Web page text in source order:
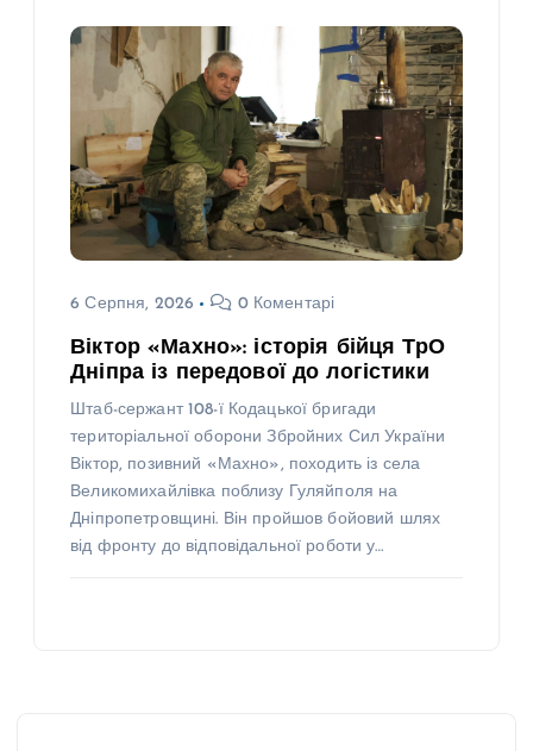
6 Серпня, 2026 0 Коментарі
Віктор «Махно»: історія бійця ТрО
Дніпра із передової до логістики
Штаб-сержант 108-ї Кодацької бригади
територіальної оборони Збройних Сил України
Віктор, позивний «Махно», походить із села
Великомихайлівка поблизу Гуляйполя на
Дніпропетровщині. Він пройшов бойовий шлях
від фронту до відповідальної роботи у…